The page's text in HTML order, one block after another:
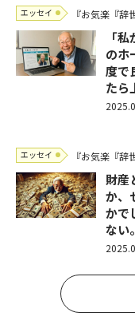
エッセイ 『お気楽『辞
「
のホ
度で
たら
エッセイ 『お気楽『辞
財産
か、
かで
ない。